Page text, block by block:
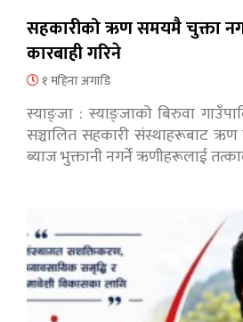
सहकारीको ऋण समयमै चुक्ता
कारबाही गरिने
१ महिना अगाडि
स्याङ्जा : स्याङ्जाको बिरुवा
सञ्चालित सहकारी संस्थाहरूबाट
ब्याज भुक्तानी नगर्ने ऋणीहरूलाई